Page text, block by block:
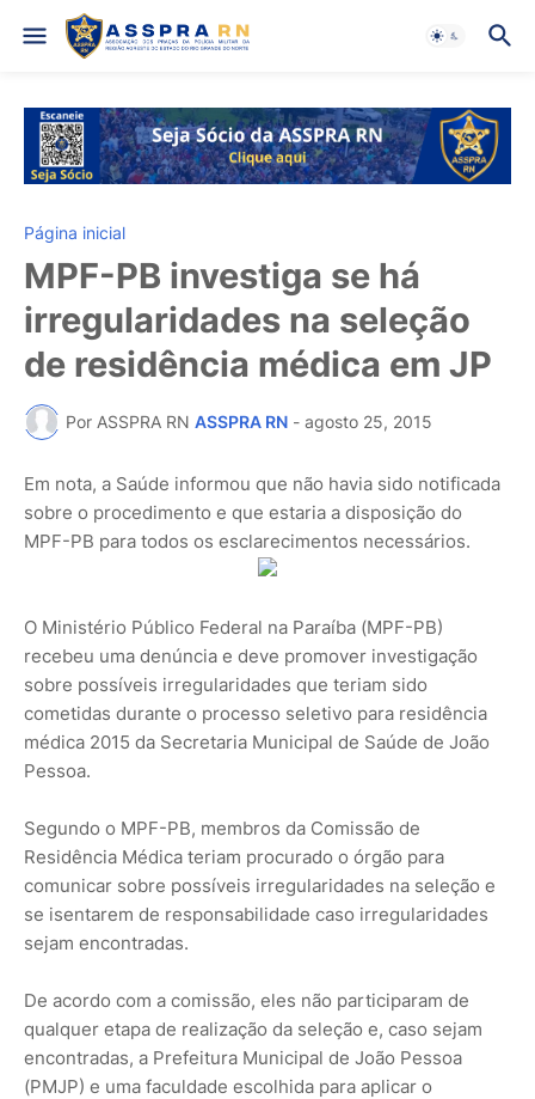
Página inicial
MPF-PB investiga se há
irregularidades na seleção
de residência médica em JP
Por ASSPRA RN ASSPRA RN - agosto 25, 2015
Em nota, a Saúde informou que não havia sido notificada
sobre o procedimento e que estaria a disposição do
MPF-PB para todos os esclarecimentos necessários.
O Ministério Público Federal na Paraíba (MPF-PB)
recebeu uma denúncia e deve promover investigação
sobre possíveis irregularidades que teriam sido
cometidas durante o processo seletivo para residência
médica 2015 da Secretaria Municipal de Saúde de João
Pessoa.
Segundo o MPF-PB, membros da Comissão de
Residência Médica teriam procurado o órgão para
comunicar sobre possíveis irregularidades na seleção e
se isentarem de responsabilidade caso irregularidades
sejam encontradas.
De acordo com a comissão, eles não participaram de
qualquer etapa de realização da seleção e, caso sejam
encontradas, a Prefeitura Municipal de João Pessoa
(PMJP) e uma faculdade escolhida para aplicar o